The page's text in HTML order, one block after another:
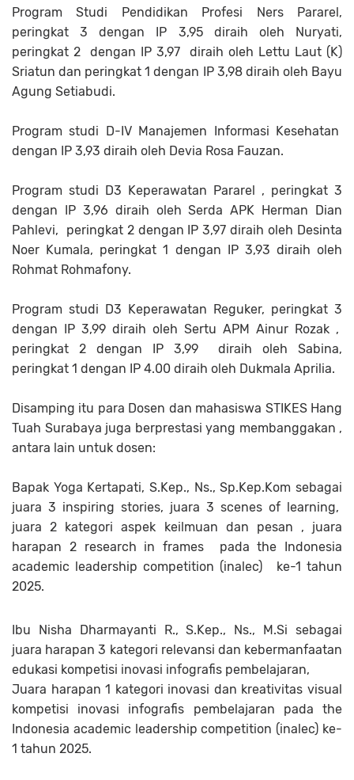
Program Studi Pendidikan Profesi Ners Pararel,
peringkat 3 dengan IP 3,95 diraih oleh Nuryati,
peringkat 2 dengan IP 3,97 diraih oleh Lettu Laut (K)
Sriatun dan peringkat 1 dengan IP 3,98 diraih oleh Bayu
Agung Setiabudi.
Program studi D-IV Manajemen Informasi Kesehatan
dengan IP 3,93 diraih oleh Devia Rosa Fauzan.
Program studi D3 Keperawatan Pararel , peringkat 3
dengan IP 3,96 diraih oleh Serda APK Herman Dian
Pahlevi, peringkat 2 dengan IP 3,97 diraih oleh Desinta
Noer Kumala, peringkat 1 dengan IP 3,93 diraih oleh
Rohmat Rohmafony.
Program studi D3 Keperawatan Reguker, peringkat 3
dengan IP 3,99 diraih oleh Sertu APM Ainur Rozak ,
peringkat 2 dengan IP 3,99 diraih oleh Sabina,
peringkat 1 dengan IP 4.00 diraih oleh Dukmala Aprilia.
Disamping itu para Dosen dan mahasiswa STIKES Hang
Tuah Surabaya juga berprestasi yang membanggakan ,
antara lain untuk dosen:
Bapak Yoga Kertapati, S.Kep., Ns., Sp.Kep.Kom sebagai
juara 3 inspiring stories, juara 3 scenes of learning,
juara 2 kategori aspek keilmuan dan pesan , juara
harapan 2 research in frames pada the Indonesia
academic leadership competition (inalec)
ke-1 tahun
2025.
Ibu Nisha Dharmayanti R., S.Kep., Ns., M.Si sebagai
juara harapan 3 kategori relevansi dan kebermanfaatan
edukasi kompetisi inovasi infografis pembelajaran,
Juara harapan 1 kategori inovasi dan kreativitas visual
kompetisi inovasi infografis pembelajaran pada the
Indonesia academic leadership competition (inalec) ke-
1 tahun 2025.